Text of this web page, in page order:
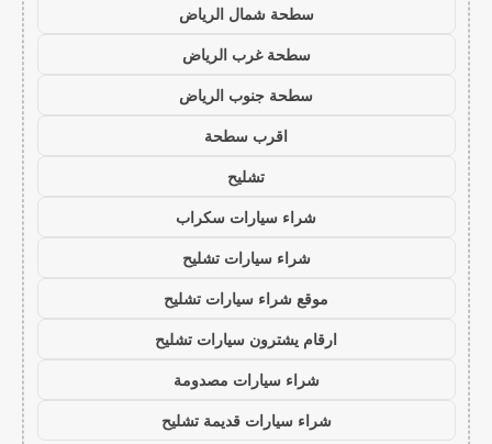
سطحة شمال الرياض
سطحة غرب الرياض
سطحة جنوب الرياض
اقرب سطحة
تشليح
شراء سيارات سكراب
شراء سيارات تشليح
موقع شراء سيارات تشليح
ارقام يشترون سيارات تشليح
شراء سيارات مصدومة
شراء سيارات قديمة تشليح